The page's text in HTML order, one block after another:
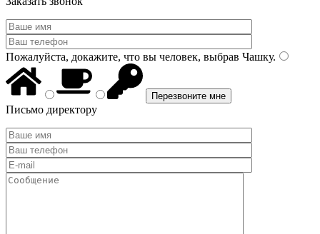
Пожалуйста, докажите, что вы человек, выбрав Чашку.
Письмо директору